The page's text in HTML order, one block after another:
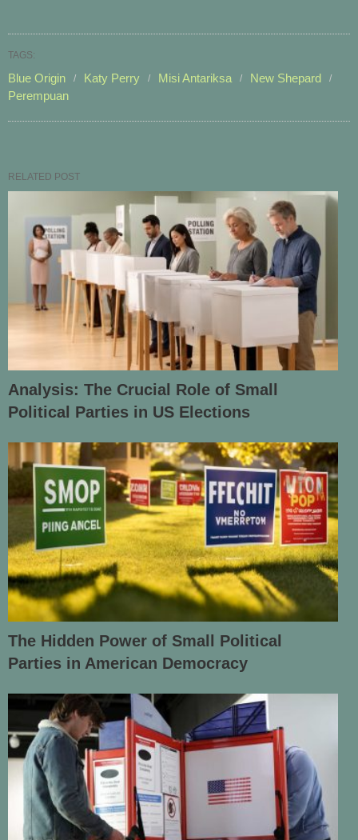
TAGS:
Blue Origin Katy Perry Misi Antariksa
New Shepard
Perempuan
RELATED POST
Analysis: The Crucial Role of Small
Political Parties in US Elections
The Hidden Power of Small Political
Parties in American Democracy